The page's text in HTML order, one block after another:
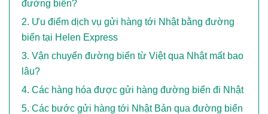
đường biển?
Ưu điểm dịch vụ gửi hàng tới Nhật bằng đường
biển tại Helen Express
Vận chuyển đường biển từ Việt qua Nhật mất bao
lâu?
Các hàng hóa được gửi hàng đường biển đi Nhật
Các bước gửi hàng tới Nhật Bản qua đường biển